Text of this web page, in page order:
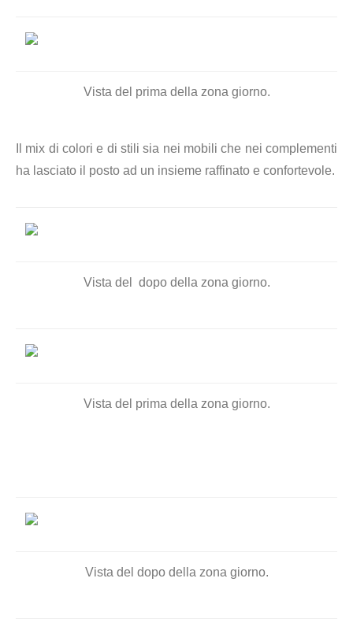
Vista del prima della zona giorno.
Il mix di colori e di stili sia nei mobili che nei complementi
ha lasciato il posto ad un insieme raffinato e confortevole.
Vista del dopo della zona giorno.
Vista del prima della zona giorno.
Vista del dopo della zona giorno.